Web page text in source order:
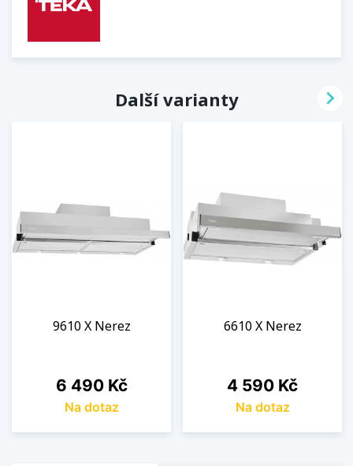
Další varianty
9610 X Nerez
Cena
6 490 Kč
Na dotaz
6610 X Nerez
Cena
4 590 Kč
Na dotaz
